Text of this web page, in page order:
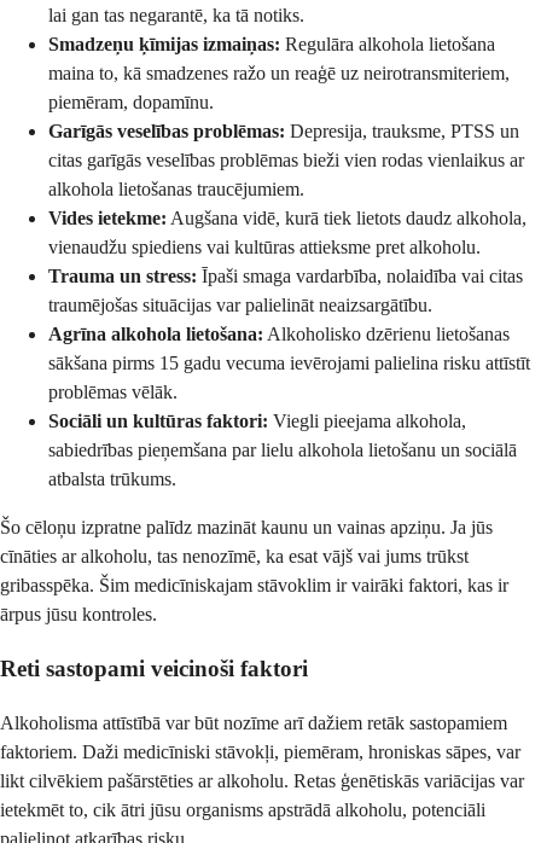
lai gan tas negarantē, ka tā notiks.
Smadzeņu ķīmijas izmaiņas: Regulāra alkohola lietošana
maina to, kā smadzenes ražo un reaģē uz neirotransmiteriem,
piemēram, dopamīnu.
Garīgās veselības problēmas: Depresija, trauksme, PTSS un
citas garīgās veselības problēmas bieži vien rodas vienlaikus ar
alkohola lietošanas traucējumiem.
Vides ietekme: Augšana vidē, kurā tiek lietots daudz alkohola,
vienaudžu spiediens vai kultūras attieksme pret alkoholu.
Trauma un stress: Īpaši smaga vardarbība, nolaidība vai citas
traumējošas situācijas var palielināt neaizsargātību.
Agrīna alkohola lietošana: Alkoholisko dzērienu lietošanas
sākšana pirms 15 gadu vecuma ievērojami palielina risku attīstīt
problēmas vēlāk.
Sociāli un kultūras faktori: Viegli pieejama alkohola,
sabiedrības pieņemšana par lielu alkohola lietošanu un sociālā
atbalsta trūkums.
Šo cēloņu izpratne palīdz mazināt kaunu un vainas apziņu. Ja jūs
cīnāties ar alkoholu, tas nenozīmē, ka esat vājš vai jums trūkst
gribasspēka. Šim medicīniskajam stāvoklim ir vairāki faktori, kas ir
ārpus jūsu kontroles.
Reti sastopami veicinoši faktori
Alkoholisma attīstībā var būt nozīme arī dažiem retāk sastopamiem
faktoriem. Daži medicīniski stāvokļi, piemēram, hroniskas sāpes, var
likt cilvēkiem pašārstēties ar alkoholu. Retas ģenētiskās variācijas var
ietekmēt to, cik ātri jūsu organisms apstrādā alkoholu, potenciāli
palielinot atkarības risku.